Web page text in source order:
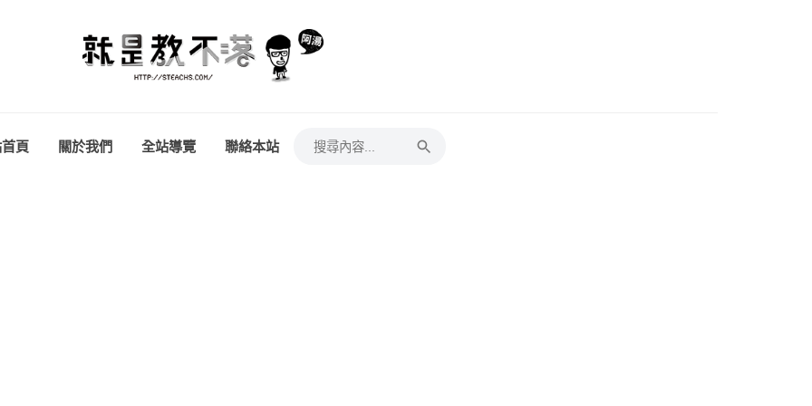
頁 關於我們 全站導覽 聯絡本站